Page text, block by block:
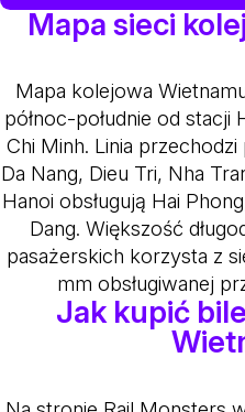
Mapa sieci
Mapa kolejowa
północ-południe od stacji
Chi Minh. Linia
Da Nang, Dieu Tri, Nha
Hanoi obsługują Hai
Dang. Większość
pasażerskich korzysta z
mm obsługiwanej
Jak kupić